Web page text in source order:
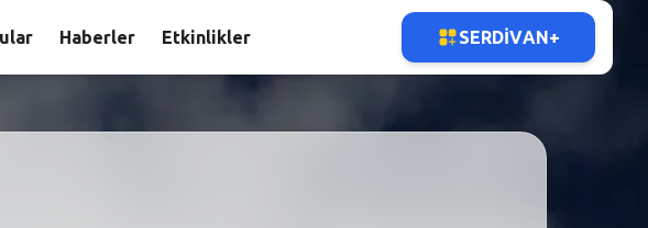
Haberler Etkinlikler SERDIVAN+